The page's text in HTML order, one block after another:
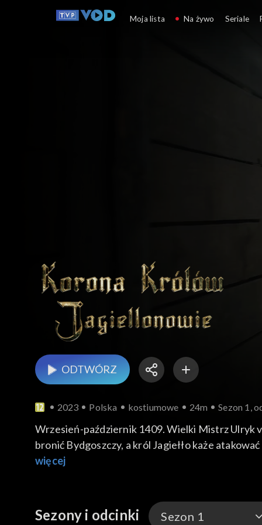
ODTWÓRZ
2023 Polska kostiumowe 24m Sezon 1,
Wrzesień-październik 1409. Wielki Mistrz Ulryk
bronić Bydgoszczy, a król Jagiełło każe
przyjeżdża poseł z Cylii i próbuje przekonać
z Ulrykiem von Jungingenem. W delegacji
więcej
Sezony i odcinki Sezon 1
Moja lista Na żywo Seriale